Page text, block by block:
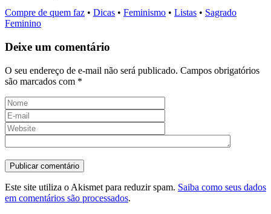
Compre de quem faz • Dicas • Feminismo • Listas • Sagrado
Feminino
Deixe um comentário
O seu endereço de e-mail não será publicado. Campos obrigatórios
são marcados com *
Este site utiliza o Akismet para reduzir spam. Saiba como seus dados
em comentários são processados.